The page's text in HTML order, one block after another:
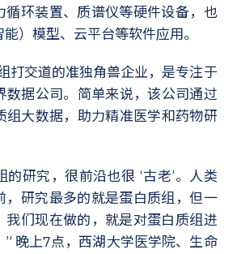
循环装置、质谱仪等硬件设备，也
）模型、云平台等软件应用。
交道的准独角兽企业，是专注于
数据公司。简单来说，该公司通过
组大数据，助力精准医学和药物研
研究，很前沿也很 ‘古老’。人类
，研究最多的就是蛋白质组，但一
我们现在做的，就是对蛋白质组进
晚上7点，西湖大学医学院、生命